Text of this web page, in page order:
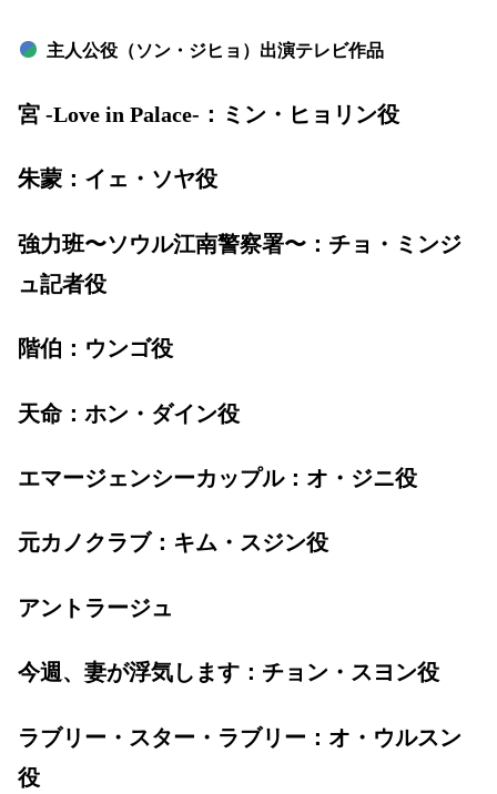
主人公役（ソン・ジヒョ）出演テレビ作品
宮 -Love in Palace-：ミン・ヒョリン役
朱蒙：イェ・ソヤ役
強力班〜ソウル江南警察署〜：チョ・ミンジ
ュ記者役
階伯：ウンゴ役
天命：ホン・ダイン役
エマージェンシーカップル：オ・ジニ役
元カノクラブ：キム・スジン役
アントラージュ
今週、妻が浮気します：チョン・スヨン役
ラブリー・スター・ラブリー：オ・ウルスン
役